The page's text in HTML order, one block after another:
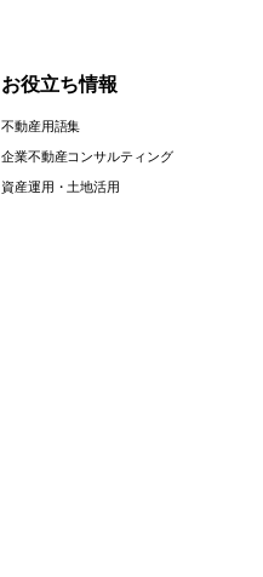
お役立ち情報
不動産用語集
企業不動産コンサルティング
資産運用・土地活用